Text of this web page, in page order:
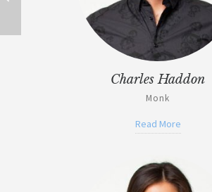
Charles Haddon
Monk
Read More